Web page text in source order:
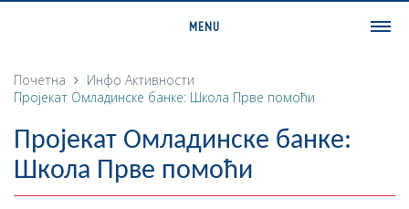
MENU
О ОПШТИНИ
Историја
Географија
Насељена мјеста
Почетна Инфо Активности
Пројекат Омладинске банке: Школа Прве помоћи
Пројекат Омладинске банке:
Школа Прве помоћи